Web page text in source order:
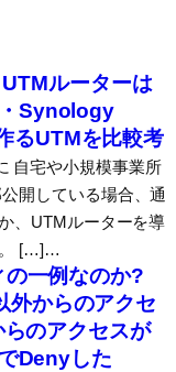
ルーターは
Synology
るUTMを比較考
自宅や小規模事業所
開している場合、通
、UTMルーターを導
。 […]…
一例なのか?
からのアクセ
のアクセスが
Denyした